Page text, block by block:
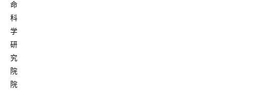
命
科
学
研
究
院
院